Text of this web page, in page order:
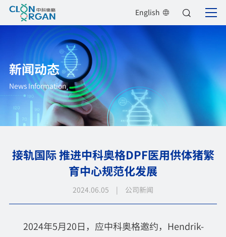
English
新闻动态
News Information
接轨国际 推进中科奥格DPF医用供体猪繁
育中心规范化发展
2024.06.05 | 公司新闻
2024年5月20日，应中科奥格邀约，Hendrik-